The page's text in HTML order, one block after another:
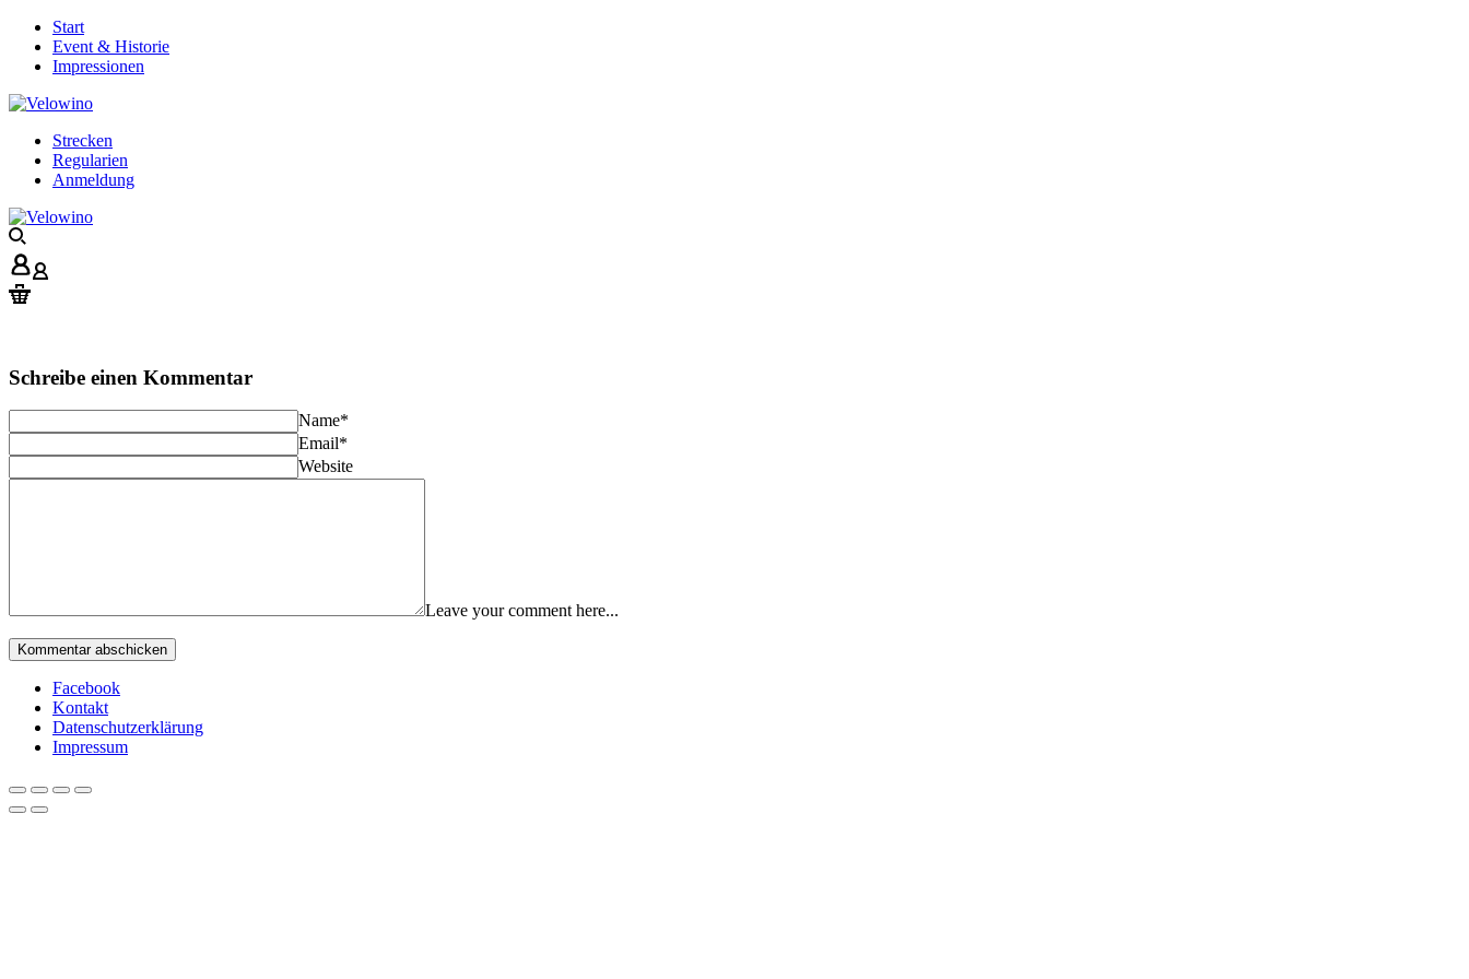
Start
Event & Historie
Impressionen
Strecken
Regularien
Anmeldung
Schreibe einen Kommentar
Name*
Email*
Website
Leave your comment here...
Facebook
Kontakt
Datenschutzerklärung
Impressum